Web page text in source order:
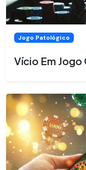
Jogo Patológico
Vício Em Jogo